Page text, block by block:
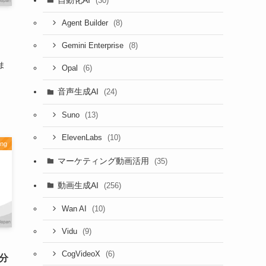
Agent Builder (8)
Gemini Enterprise (8)
Opal (6)
音声生成AI (24)
Suno (13)
ElevenLabs (10)
マーケティング動画活用 (35)
動画生成AI (256)
Wan AI (10)
Vidu (9)
CogVideoX (6)